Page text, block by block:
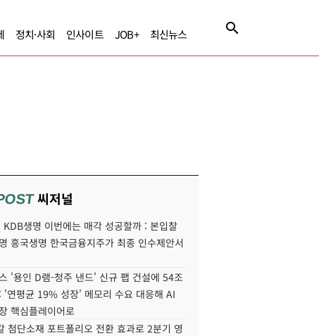
정치·사회 인사이트 JOB+ 최신뉴스
씨저널
생명 이번에는 매각 성공할까 : 본입찰
흥국생명 한국금융지주가 최종 인수제안서
'용인 D램-청주 낸드' 신규 팹 건설에 54조
'연평균 19% 성장' 메모리 수요 대응해 AI
핵심플레이어로
첨단소재 포트폴리오 전환 효과로 2분기 영